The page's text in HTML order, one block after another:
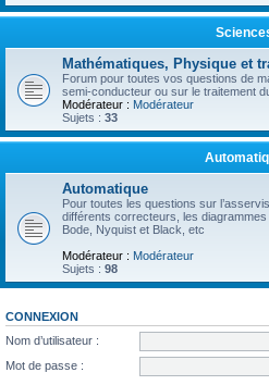
Mathématiques, Physique et
Forum pour toutes vos questions de
semi-conducteur ou sur le traitement
Modérateur : Modérateur
Sujets : 33
Automatique
Pour toutes les questions sur
différents correcteurs, les
Bode, Nyquist et Black, etc
Modérateur : Modérateur
Sujets : 98
CONNEXION
Nom d’utilisateur :
Mot de passe :